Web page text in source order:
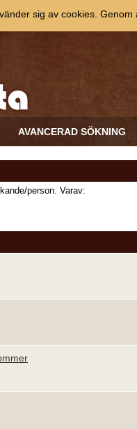
AVANCERAD SÖKNING
person. Varav:
sig av cookies.